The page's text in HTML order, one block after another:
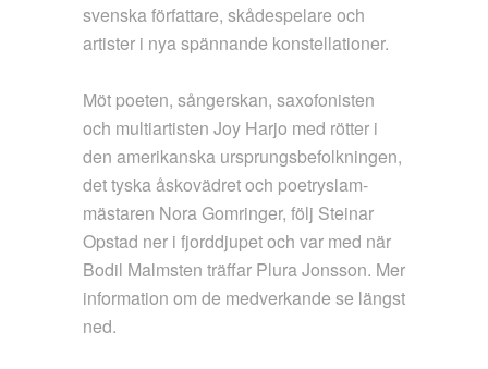
svenska författare, skådespelare och
artister i nya spännande konstellationer.
Möt poeten, sångerskan, saxofonisten
och multiartisten Joy Harjo med rötter i
den amerikanska ursprungsbefolkningen,
det tyska åskovädret och poetryslam-
mästaren Nora Gomringer, följ Steinar
Opstad ner i fjorddjupet och var med när
Bodil Malmsten träffar Plura Jonsson. Mer
information om de medverkande se längst
ned.